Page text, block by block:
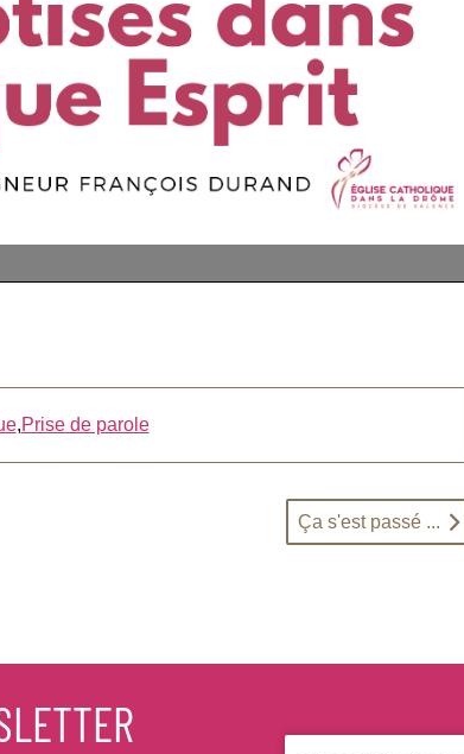
,Prise de parole
Ça s'est passé ...